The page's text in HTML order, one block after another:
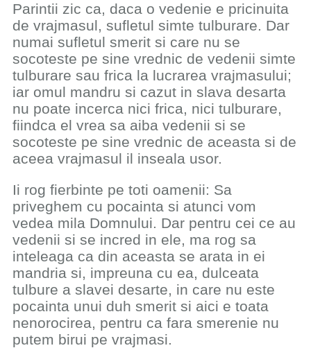
Parintii zic ca, daca o vedenie e pricinuita
de vrajmasul, sufletul simte tulburare. Dar
numai sufletul smerit si care nu se
socoteste pe sine vrednic de vedenii simte
tulburare sau frica la lucrarea vrajmasului;
iar omul mandru si cazut in slava desarta
nu poate incerca nici frica, nici tulburare,
fiindca el vrea sa aiba vedenii si se
socoteste pe sine vrednic de aceasta si de
aceea vrajmasul il inseala usor.
Ii rog fierbinte pe toti oamenii: Sa
priveghem cu pocainta si atunci vom
vedea mila Domnului. Dar pentru cei ce au
vedenii si se incred in ele, ma rog sa
inteleaga ca din aceasta se arata in ei
mandria si, impreuna cu ea, dulceata
tulbure a slavei desarte, in care nu este
pocainta unui duh smerit si aici e toata
nenorocirea, pentru ca fara smerenie nu
putem birui pe vrajmasi.